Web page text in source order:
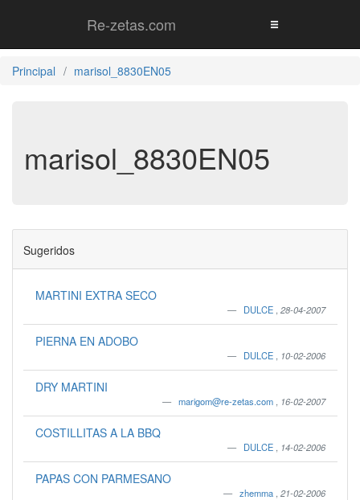
Re-zetas.com
Principal marisol_8830EN05
marisol_8830EN05
Sugeridos
MARTINI EXTRA SECO
DULCE 28-04-2007
PIERNA EN ADOBO
DULCE 10-02-2006
DRY MARTINI
marigom@re-zetas.com 16-02-2007
COSTILLITAS A LA BBQ
DULCE 14-02-2006
PAPAS CON PARMESANO
zhemma 21-02-2006